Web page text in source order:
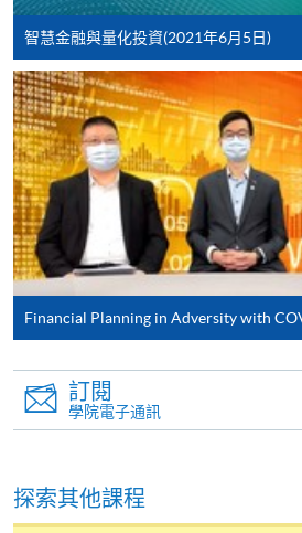
學院為學歷頒授課程特設「
用於一般學歷頒授課程。
課程負責人會為學員送上「註
(「通知」)，請填妥有關「通
心或以郵遞方式，遞交「通
有關繳費詳情，請參閱 付款方法
何疑問，請詳閱個別課程資料，
人或報名中心。
課程/科目報名注意事項:
JavaScript程式瀏覽器的電腦
Google Chrome瀏覽器。
必須重新開始整個申請程序。
智慧金融與量化投資(2021年6月5日)
Financial Planning in Adversity with
訂閱
學院電子通訊
探索其他課程